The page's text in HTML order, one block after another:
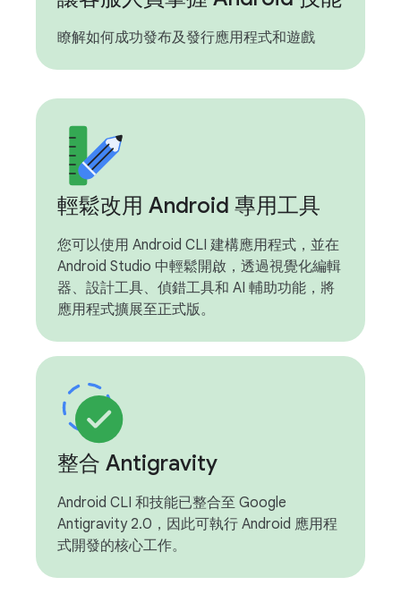
瞭解如何成功發布及發行應用程式和遊戲
輕鬆改用 Android 專用工具
您可以使用 Android CLI 建構應用程式，並在
Android Studio 中輕鬆開啟，透過視覺化編輯
器、設計工具、偵錯工具和 AI 輔助功能，將
應用程式擴展至正式版。
整合 Antigravity
Android CLI 和技能已整合至 Google
Antigravity 2.0，因此可執行 Android 應用程
式開發的核心工作。